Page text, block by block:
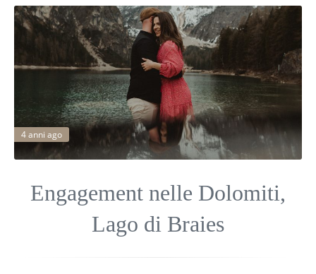
4 anni ago
Engagement nelle Dolomiti,
Lago di Braies